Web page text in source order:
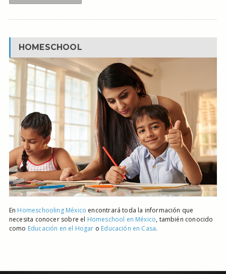
HOMESCHOOL
En Homeschooling México encontrará toda la información que
necesita conocer sobre el Homeschool en México, también conocido
como Educación en el Hogar o Educación en Casa.